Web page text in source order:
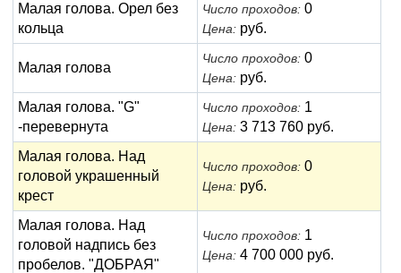
Малая голова. Орел без
кольца
Число проходов: 0
Цена: руб.
Малая голова
Число проходов: 0
Цена: руб.
Малая голова. "G"
-перевернута
Число проходов: 1
Цена: 3 713 760 руб.
Малая голова. Над
головой украшенный
крест
Число проходов: 0
Цена: руб.
Малая голова. Над
головой надпись без
пробелов. "ДОБРАЯ"
Число проходов: 1
Цена: 4 700 000 руб.